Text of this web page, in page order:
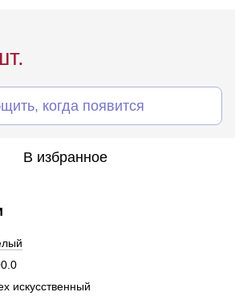
когда появится
В избранное
искусственный